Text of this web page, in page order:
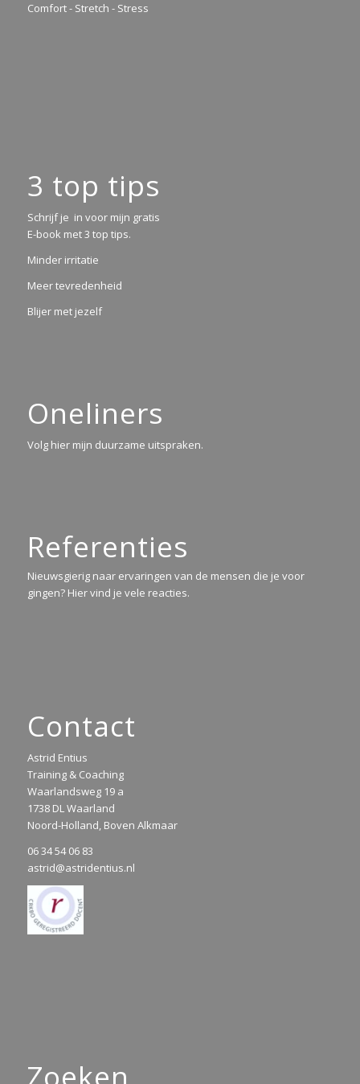
Comfort - Stretch - Stress
3 top tips
Schrijf je in voor mijn gratis
E-book met 3 top tips.
Minder irritatie
Meer tevredenheid
Blijer met jezelf
Oneliners
Volg hier mijn duurzame uitspraken.
Referenties
Nieuwsgierig naar ervaringen van de mensen die je voor
gingen? Hier vind je vele reacties.
Contact
Astrid Entius
Training & Coaching
Waarlandsweg 19 a
1738 DL Waarland
Noord-Holland, Boven Alkmaar
06 34 54 06 83
astrid@astridentius.nl
Zoeken